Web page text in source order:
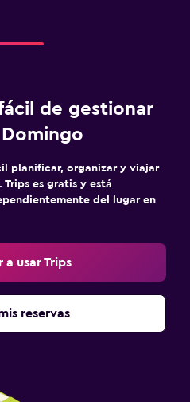
de gestionar
planificar, organizar y viajar
es gratis y está
del lugar en
a usar Trips
reservas